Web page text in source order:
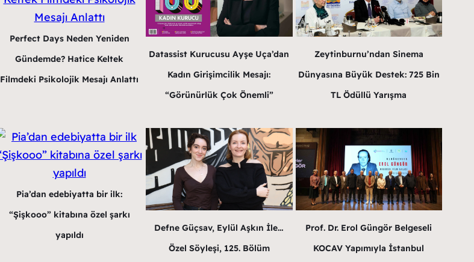
Perfect Days Neden Yeniden
Gündemde? Hatice Keltek
Filmdeki Psikolojik Mesajı Anlattı
Datassist Kurucusu Ayşe Uça’dan
Kadın Girişimcilik Mesajı:
“Görünürlük Çok Önemli”
Zeytinburnu’ndan Sinema
Dünyasına Büyük Destek: 725 Bin
TL Ödüllü Yarışma
Pia’dan edebiyatta bir ilk:
“Şişkooo” kitabına özel şarkı
yapıldı
Defne Güçsav, Eylül Aşkın İle…
Özel Söyleşi, 125. Bölüm
Prof. Dr. Erol Güngör Belgeseli
KOCAV Yapımıyla İstanbul